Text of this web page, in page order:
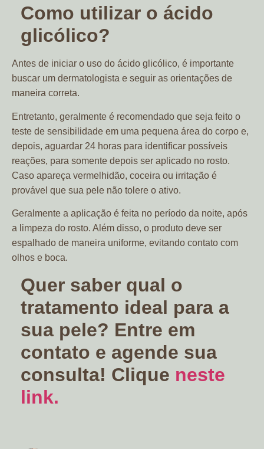
Como utilizar o ácido
glicólico?
Antes de iniciar o uso do ácido glicólico, é importante
buscar um dermatologista e seguir as orientações de
maneira correta.
Entretanto, geralmente é recomendado que seja feito o
teste de sensibilidade em uma pequena área do corpo e,
depois, aguardar 24 horas para identificar possíveis
reações, para somente depois ser aplicado no rosto.
Caso apareça vermelhidão, coceira ou irritação é
provável que sua pele não tolere o ativo.
Geralmente a aplicação é feita no período da noite, após
a limpeza do rosto. Além disso, o produto deve ser
espalhado de maneira uniforme, evitando contato com
olhos e boca.
Quer saber qual o
tratamento ideal para a
sua pele? Entre em
contato e agende sua
consulta! Clique neste
link.